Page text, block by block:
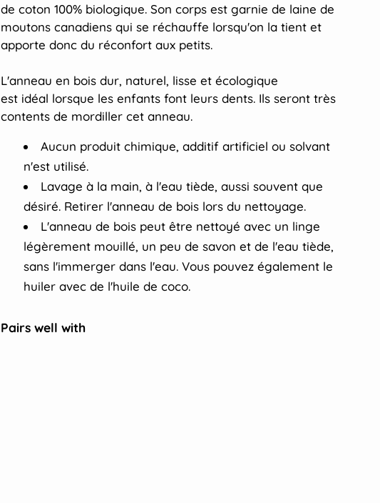
de coton 100% biologique. Son corps est garnie de laine de
moutons canadiens qui se réchauffe lorsqu'on la tient et
apporte donc du réconfort aux petits.
L'anneau en bois dur, naturel, lisse et écologique
est idéal lorsque les enfants font leurs dents. Ils seront très
contents de mordiller cet anneau.
Aucun produit chimique, additif artificiel ou solvant
n'est utilisé.
Lavage à la main, à l'eau tiède, aussi souvent que
désiré. Retirer l'anneau de bois lors du nettoyage.
L'anneau de bois peut être nettoyé avec un linge
légèrement mouillé, un peu de savon et de l'eau tiède,
sans l'immerger dans l'eau. Vous pouvez également le
huiler avec de l'huile de coco.
Pairs well with